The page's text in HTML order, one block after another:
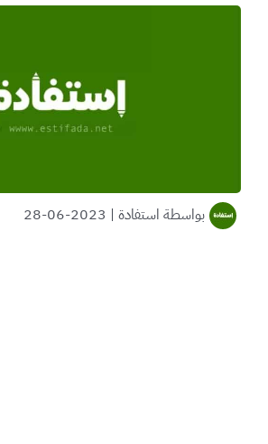
بواسطة استفادة |
2023-06-28